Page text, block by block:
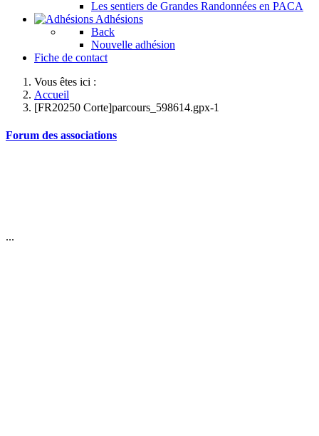
Les sentiers de Grandes Randonnées en PACA
Adhésions
Back
Nouvelle adhésion
Fiche de contact
Vous êtes ici :
Accueil
[FR20250 Corte]parcours_598614.gpx-1
Forum des associations
...